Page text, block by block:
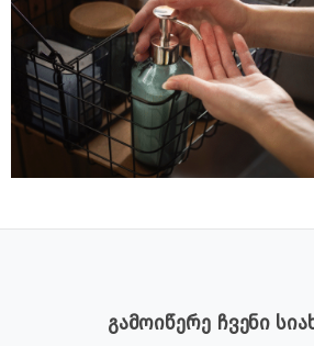
გამოიწერე ჩვენი